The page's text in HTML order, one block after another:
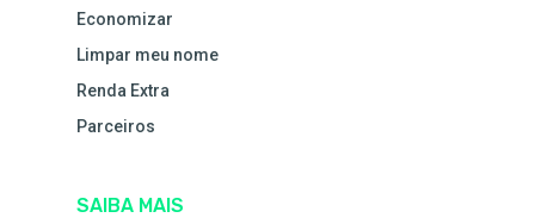
Economizar
Limpar meu nome
Renda Extra
Parceiros
SAIBA MAIS